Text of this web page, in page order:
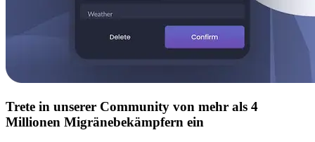
Trete in unserer Community von mehr als 4
Millionen Migränebekämpfern ein